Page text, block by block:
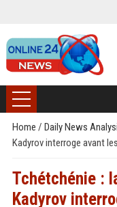
Home / Daily News
Kadyrov interroge avant
Tchétchénie :
Kadyrov